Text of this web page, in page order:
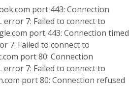
port 443: Connection
error 7: Failed to connect to
port 443: Connection timed
7: Failed to connect to
port 80: Connection
error 7: Failed to connect to
port 80: Connection refused